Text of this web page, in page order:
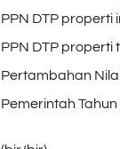
PPN DTP properti
PPN DTP
Pertambahan
Pemerintah